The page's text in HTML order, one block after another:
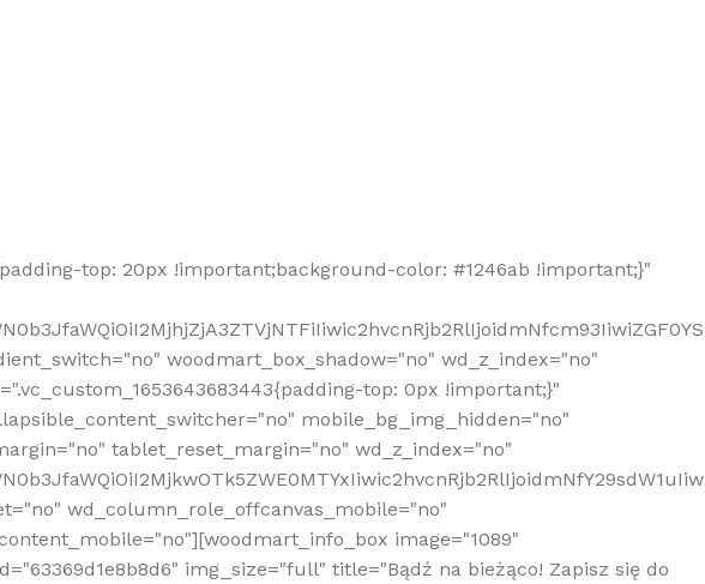
top: 20px !important;background-color: #1246ab !important;}"
woodmart_box_shadow="no" wd_z_index="no"
top: 0px !important;}"
mobile_bg_img_hidden="no"
tablet_reset_margin="no" wd_z_index="no"
wd_column_role_offcanvas_mobile="no"
image="1089"
img_size="full" title="Bądź na bieżąco! Zapisz się do